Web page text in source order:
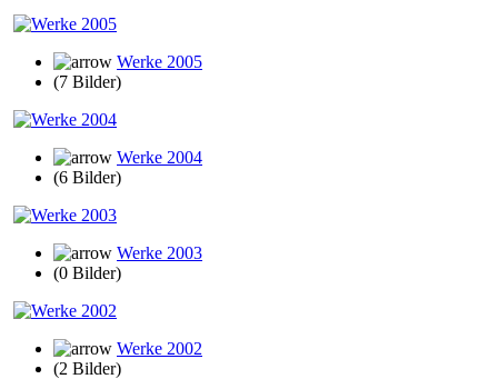
Werke 2005
(7 Bilder)
Werke 2004
(6 Bilder)
Werke 2003
(0 Bilder)
Werke 2002
(2 Bilder)